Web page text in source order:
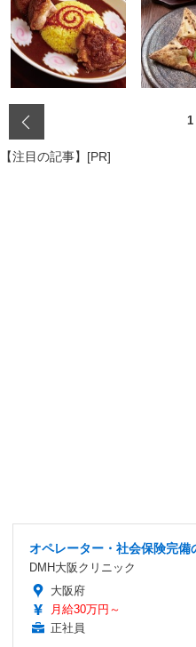
1
【注目の記事】[PR]
オペレーター・社会保険完備
DMH大阪クリニック
大阪府
月給30万円～
正社員